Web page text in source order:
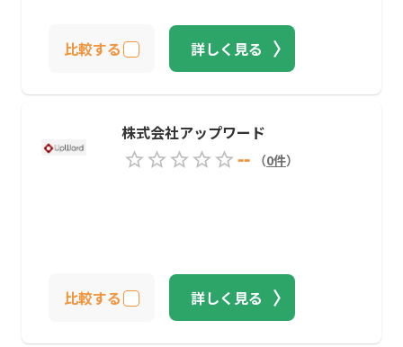
比較する 詳しく見る
株式会社アップワード
--
（0件）
比較する 詳しく見る